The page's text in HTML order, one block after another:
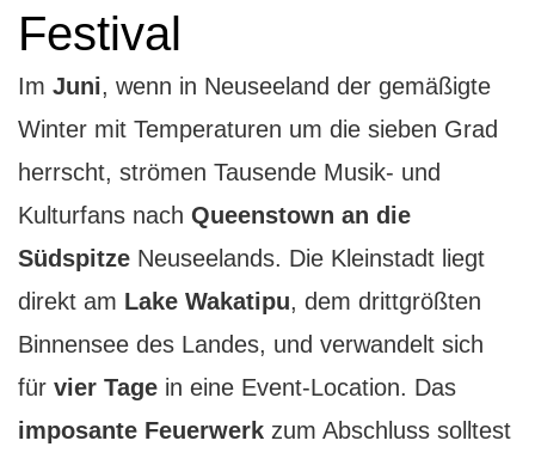
Festival
Im Juni, wenn in Neuseeland der gemäßigte
Winter mit Temperaturen um die sieben Grad
herrscht, strömen Tausende Musik- und
Kulturfans nach Queenstown an die
Südspitze Neuseelands. Die Kleinstadt liegt
direkt am Lake Wakatipu, dem drittgrößten
Binnensee des Landes, und verwandelt sich
für vier Tage in eine Event-Location. Das
imposante Feuerwerk zum Abschluss solltest